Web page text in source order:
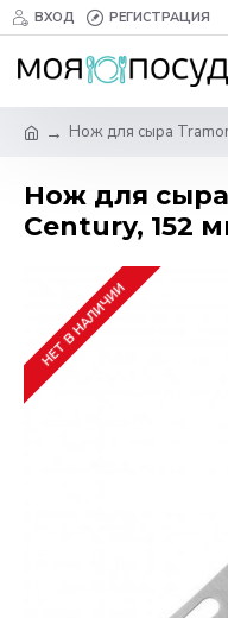
ВХОД РЕГИСТРАЦИЯ
Нож для сыра
Нож для
Century, 152
НЕТ В НАЛИЧИИ